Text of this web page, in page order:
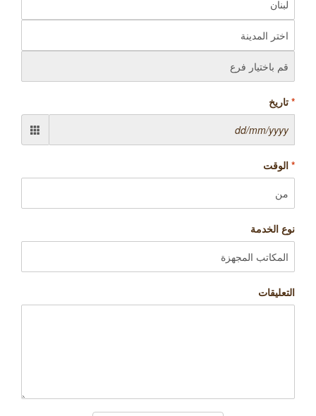
* تاریخ
* الوقت
نوع الخدمة
التعليقات